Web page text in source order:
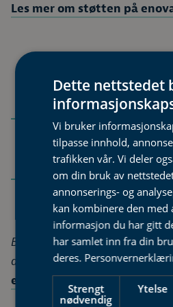
Les mer om støtten på
Hvilke
Støtten fra Enova kan
maksimalt 10 000 000 kr,
kostnader.
Søknader prioriteres
og mål for
Beskrivelse av hvilke kostnader
dokumentet «virkemiddel
enova.no.
Dette nettstedet
Vi bruker
tilpasse innhold,
trafikken vår. Vi deler
om din bruk av
annonserings- og
kan kombinere den med
informasjon du har gitt
har samlet inn fra din
deres.
Strengt
nødvendig
Ytelse